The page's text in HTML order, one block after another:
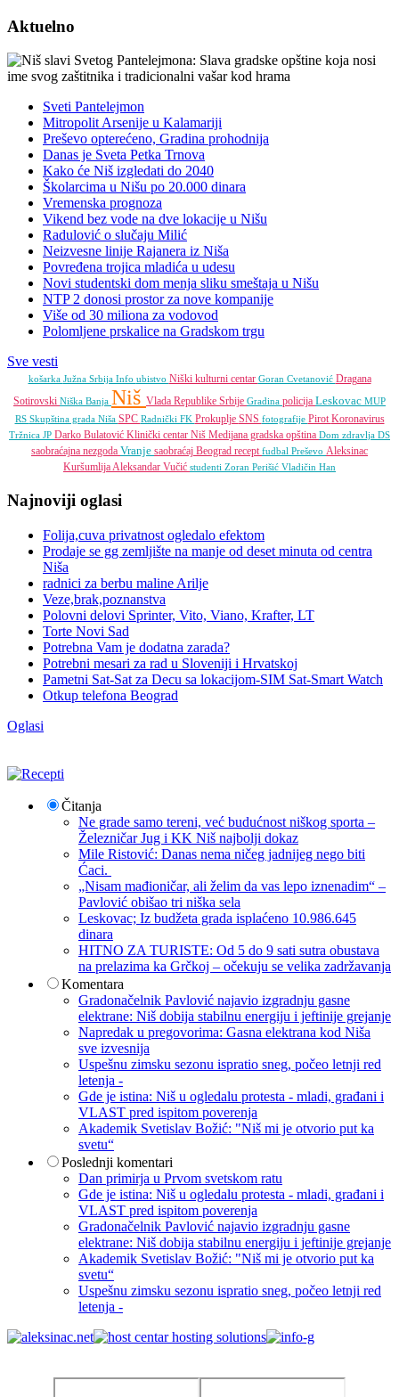
Aktuelno
Sveti Pantelejmon
Mitropolit Arsenije u Kalamariji
Preševo opterećeno, Gradina prohodnija
Danas je Sveta Petka Trnova
Kako će Niš izgledati do 2040
Školarcima u Nišu po 20.000 dinara
Vremenska prognoza
Vikend bez vode na dve lokacije u Nišu
Radulović o slučaju Milić
Neizvesne linije Rajanera iz Niša
Povređena trojica mladića u udesu
Novi studentski dom menja sliku smeštaja u Nišu
NTP 2 donosi prostor za nove kompanije
Više od 30 miliona za vodovod
Polomljene prskalice na Gradskom trgu
Sve vesti
košarka Južna Srbija Info ubistvo Niški kulturni centar Goran Cvetanović Dragana
Sotirovski Niška Banja Niš Vlada Republike Srbije Gradina policija Leskovac MUP
RS Skupština grada Niša SPC Radnički FK Prokuplje SNS fotografije PirotKoronavirus
Tržnica JP Darko Bulatović Klinički centar Niš Medijana gradska opština Dom zdravlja DS
saobraćajna nezgoda Vranje saobraćaj Beograd receptfudbal Preševo Aleksinac
KuršumlijaAleksandar Vučić studenti Zoran Perišić Vladičin Han
Najnoviji oglasi
Folija,cuva privatnost ogledalo efektom
Prodaje se gg zemljište na manje od deset minuta od centra
Niša
radnici za berbu maline Arilje
Veze,brak,poznanstva
Polovni delovi Sprinter, Vito, Viano, Krafter, LT
Torte Novi Sad
Potrebna Vam je dodatna zarada?
Potrebni mesari za rad u Sloveniji i Hrvatskoj
Pametni Sat-Sat za Decu sa lokacijom-SIM Sat-Smart Watch
Otkup telefona Beograd
Oglasi
Čitanja
Ne grade samo tereni, već budućnost niškog sporta –
Železničar Jug i KK Niš najbolji dokaz
Mile Ristović: Danas nema ničeg jadnijeg nego biti
Ćaci.
„Nisam mađioničar, ali želim da vas lepo iznenadim“ –
Pavlović obišao tri niška sela
Leskovac; Iz budžeta grada isplaćeno 10.986.645
dinara
HITNO ZA TURISTE: Od 5 do 9 sati sutra obustava
na prelazima ka Grčkoj – očekuju se velika zadržavanja
Komentara
Gradonačelnik Pavlović najavio izgradnju gasne
elektrane: Niš dobija stabilnu energiju i jeftinije grejanje
Napredak u pregovorima: Gasna elektrana kod Niša
sve izvesnija
Uspešnu zimsku sezonu ispratio sneg, počeo letnji red
letenja -
Gde je istina: Niš u ogledalu protesta - mladi, građani i
VLAST pred ispitom poverenja
Akademik Svetislav Božić: "Niš mi je otvorio put ka
svetu“
Poslednji komentari
Dan primirja u Prvom svetskom ratu
Gde je istina: Niš u ogledalu protesta - mladi, građani i
VLAST pred ispitom poverenja
Gradonačelnik Pavlović najavio izgradnju gasne
elektrane: Niš dobija stabilnu energiju i jeftinije grejanje
Akademik Svetislav Božić: "Niš mi je otvorio put ka
svetu“
Uspešnu zimsku sezonu ispratio sneg, počeo letnji red
letenja -